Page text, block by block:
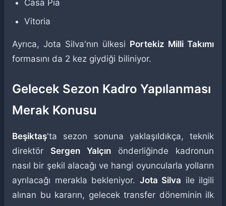
Casa Pia
Vitoria
Ayrıca, Jota Silva'nın ülkesi Portekiz Milli Takımı
formasını da 2 kez giydiği biliniyor.
Gelecek Sezon Kadro Yapılanması
Merak Konusu
Beşiktaş'ta sezon sonuna yaklaşıldıkça, teknik
direktör Sergen Yalçın önderliğinde kadronun
nasıl bir şekil alacağı ve hangi oyuncularla yolların
ayrılacağı merakla bekleniyor. Jota Silva ile ilgili
alınan bu kararın, gelecek transfer döneminin ilk